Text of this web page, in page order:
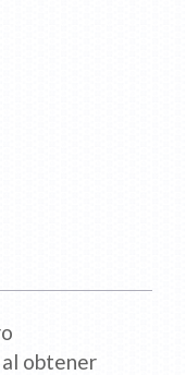
al obtener